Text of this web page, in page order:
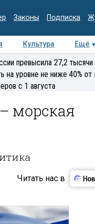
Законы Подписка
Культура Ещё
Колумнисты
превысила 27,2 тысячи
на уровне не ниже 40% от
с 1 августа
морская
Читать нас в